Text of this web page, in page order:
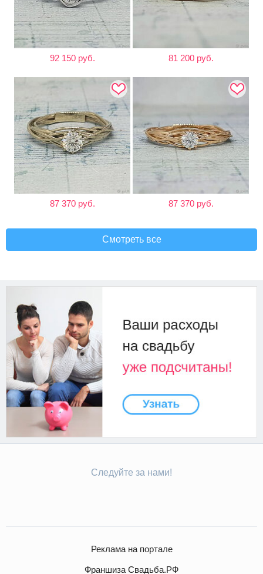
92 150 руб. 81 200 руб.
87 370 руб. 87 370 руб.
Смотреть все
Следуйте за нами!
Реклама на портале
Франшиза Свадьба.РФ